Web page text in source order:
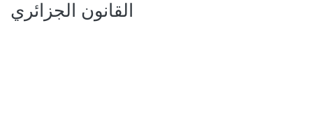
القانون الجزائري